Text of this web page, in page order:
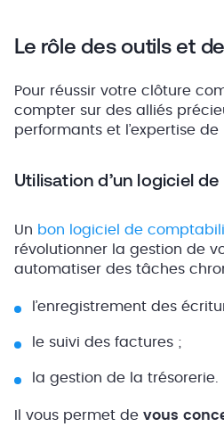
Le rôle des outils et
Pour réussir votre clôture
compter sur des alliés
performants et l’expertise de
Utilisation d’un logiciel
Un bon logiciel de
révolutionner la gestion de
automatiser des tâches
l’enregistrement des
le suivi des factures ;
la gestion de la trésorerie.
Il vous permet de vous